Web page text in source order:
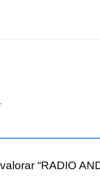
“RADIO